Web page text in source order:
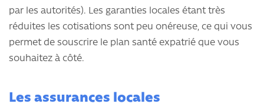
par les autorités). Les garanties locales étant très
réduites les cotisations sont peu onéreuse, ce qui vous
permet de souscrire le plan santé expatrié que vous
souhaitez à côté.
Les assurances locales